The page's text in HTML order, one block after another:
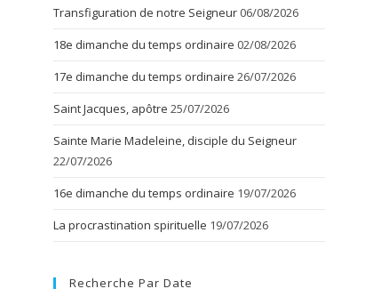
Transfiguration de notre Seigneur 06/08/2026
18e dimanche du temps ordinaire 02/08/2026
17e dimanche du temps ordinaire 26/07/2026
Saint Jacques, apôtre 25/07/2026
Sainte Marie Madeleine, disciple du Seigneur
22/07/2026
16e dimanche du temps ordinaire 19/07/2026
La procrastination spirituelle 19/07/2026
Recherche Par Date